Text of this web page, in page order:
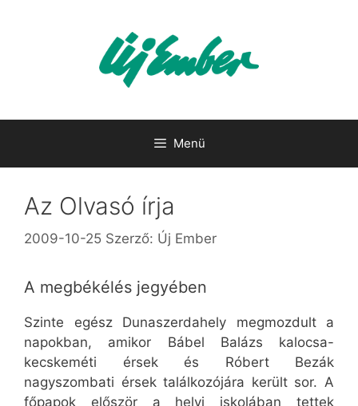
Menü
Az Olvasó írja
2009-10-25 Szerző: Új Ember
A megbékélés jegyében
Szinte egész Dunaszerdahely megmozdult a
napokban, amikor Bábel Balázs kalocsa-
kecskeméti érsek és Róbert Bezák
nagyszombati érsek találkozójára került sor. A
főpapok először a helyi iskolában tettek